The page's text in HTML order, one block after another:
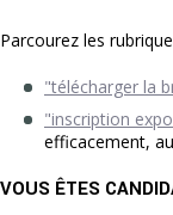
Parcourez les
"télécharger la
"inscription
efficacement,
VOUS ÊTES